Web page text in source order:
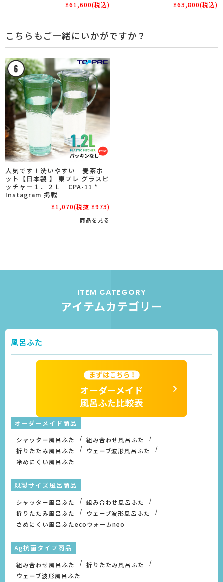
¥61,600(税込) ¥63,800(税込)
こちらもご一緒にいかがですか？
人気です！洗いやすい 麦茶ポ
ット【日本製 】 東プレ グラスピ
ッチャー１．２Ｌ CPA-11 *
Instagram 掲載
¥1,070(税抜 ¥973)
商品を見る
ITEM CATEGORY
アイテムカテゴリー
風呂ふた
オーダーメイド商品
シャッター風呂ふた
組み合わせ風呂ふた
折りたたみ風呂ふた
ウェーブ波形風呂ふた
冷めにくい風呂ふた
既製サイズ風呂商品
シャッター風呂ふた
組み合わせ風呂ふた
折りたたみ風呂ふた
ウェーブ波形風呂ふた
さめにくい風呂ふたecoウォームneo
Ag抗菌タイプ商品
組み合わせ風呂ふた
折りたたみ風呂ふた
ウェーブ波形風呂ふた